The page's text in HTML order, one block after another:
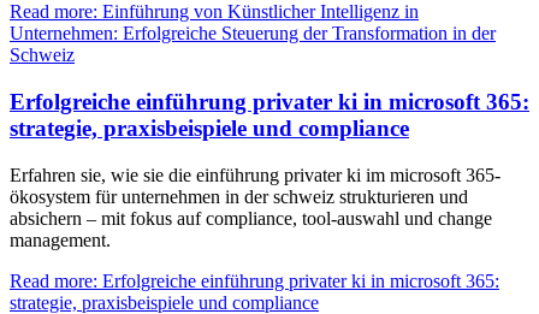
Read more: Einführung von Künstlicher Intelligenz in
Unternehmen: Erfolgreiche Steuerung der Transformation in der
Schweiz
Erfolgreiche einführung privater ki in microsoft 365:
strategie, praxisbeispiele und compliance
Erfahren sie, wie sie die einführung privater ki im microsoft 365-
ökosystem für unternehmen in der schweiz strukturieren und
absichern – mit fokus auf compliance, tool-auswahl und change
management.
Read more: Erfolgreiche einführung privater ki in microsoft 365:
strategie, praxisbeispiele und compliance